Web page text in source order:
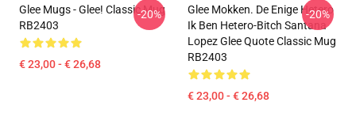
Glee Mugs - Glee! Classic Mug
RB2403
€ 23,00 - € 26,68
-20%
Glee Mokken. De Enige Hetero
Ik Ben Hetero-Bitch Santana
Lopez Glee Quote Classic Mug
RB2403
€ 23,00 - € 26,68
-20%